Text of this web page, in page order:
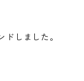
しました。